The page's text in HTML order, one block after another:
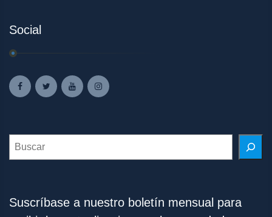
Social
Search
Suscríbase a nuestro boletín mensual para